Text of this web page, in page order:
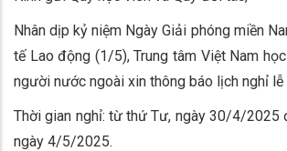
Nhân dịp kỷ niệm Ngày Giải phóng miền
tế Lao động (1/5), Trung tâm Việt Nam
người nước ngoài xin thông báo lịch nghỉ lễ
Thời gian nghỉ: từ thứ Tư, ngày 30/4/2025
ngày 4/5/2025.